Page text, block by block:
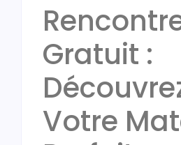
Gratuit :
Votre